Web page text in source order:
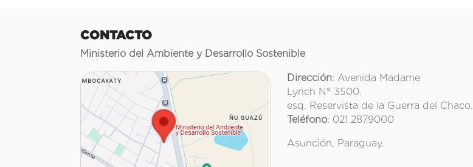
CONTACTO
Ministerio del Ambiente y Desarrollo Sostenible
Dirección: Avenida Madame
Lynch N° 3500.
esq. Reservista de la Guerra del Chaco.
Teléfono: 021 2879000
Asunción, Paraguay.